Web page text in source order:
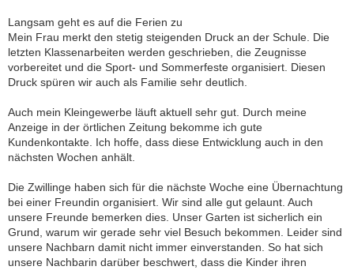
Langsam geht es auf die Ferien zu
Mein Frau merkt den stetig steigenden Druck an der Schule. Die
letzten Klassenarbeiten werden geschrieben, die Zeugnisse
vorbereitet und die Sport- und Sommerfeste organisiert. Diesen
Druck spüren wir auch als Familie sehr deutlich.
Auch mein Kleingewerbe läuft aktuell sehr gut. Durch meine
Anzeige in der örtlichen Zeitung bekomme ich gute
Kundenkontakte. Ich hoffe, dass diese Entwicklung auch in den
nächsten Wochen anhält.
Die Zwillinge haben sich für die nächste Woche eine Übernachtung
bei einer Freundin organisiert. Wir sind alle gut gelaunt. Auch
unsere Freunde bemerken dies. Unser Garten ist sicherlich ein
Grund, warum wir gerade sehr viel Besuch bekommen. Leider sind
unsere Nachbarn damit nicht immer einverstanden. So hat sich
unsere Nachbarin darüber beschwert, dass die Kinder ihren